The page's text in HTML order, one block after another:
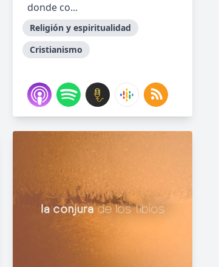
donde co...
Religión y espiritualidad
Cristianismo